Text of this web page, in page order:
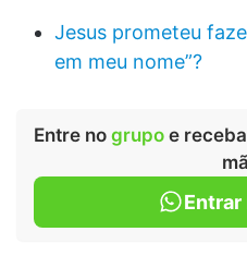
Jesus prometeu
em meu nome”?
Entre no grupo e
Entrar